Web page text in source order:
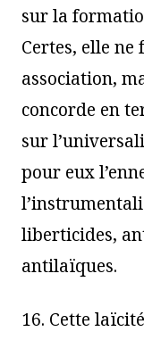
sur la
Certes, elle
association,
concorde en
sur
pour eux
liberticides,
antilaïques.
16. Cette